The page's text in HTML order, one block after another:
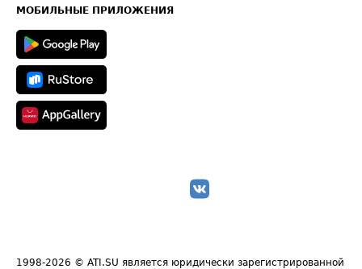
Техническая информация
МОБИЛЬНЫЕ ПРИЛОЖЕНИЯ
1998-2026 © ATI.SU является юридически зарегистрированной